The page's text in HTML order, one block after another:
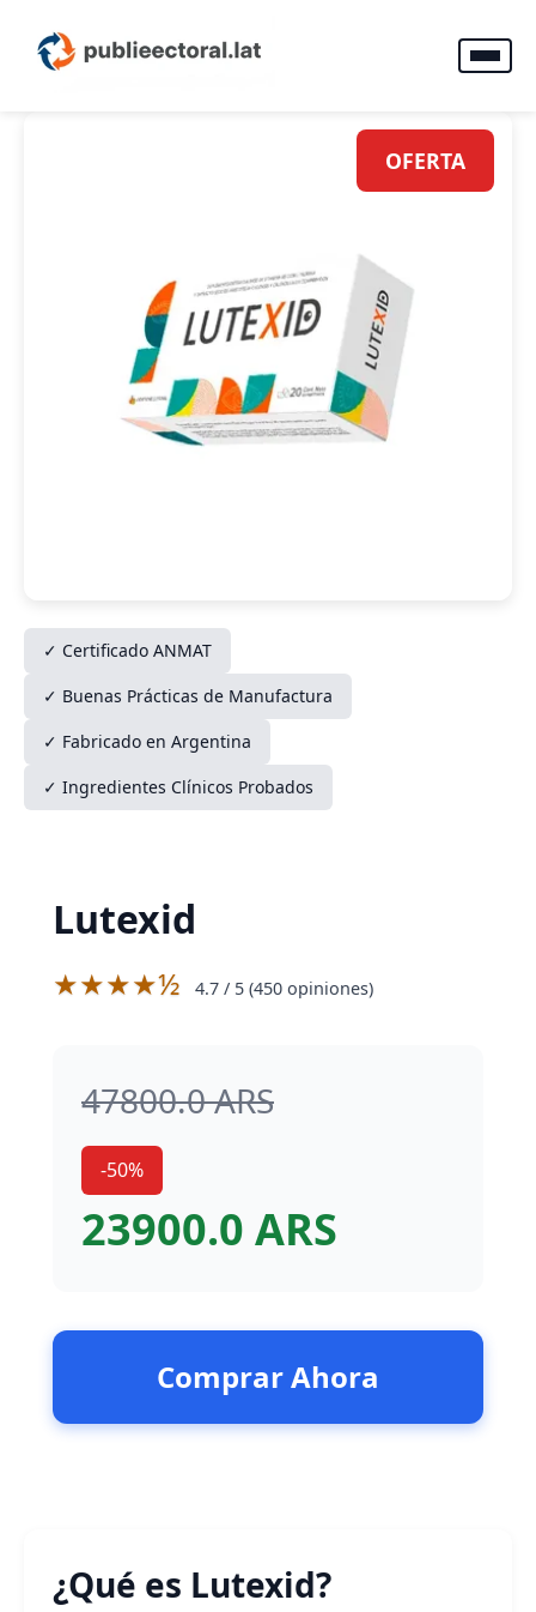
OFERTA
✓ Certificado ANMAT
✓ Buenas Prácticas de Manufactura
✓ Fabricado en Argentina
✓ Ingredientes Clínicos Probados
Lutexid
★★★★½ 4.7 / 5 (450 opiniones)
47800.0 ARS
-50%
23900.0 ARS
Comprar Ahora
¿Qué es Lutexid?